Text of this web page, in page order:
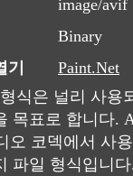
image/avif
Binary
Paint.Net
식은 널리 사용
목표로 합니다.
오 코덱에서 사
파일 형식입니